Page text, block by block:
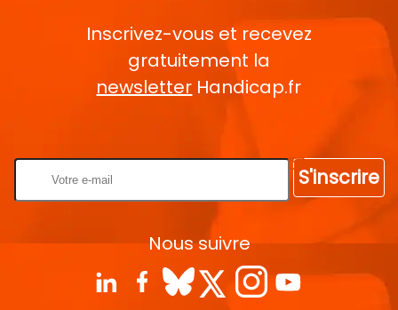
Inscrivez-vous et recevez
gratuitement la
newsletter Handicap.fr
S'inscrire
Nous suivre